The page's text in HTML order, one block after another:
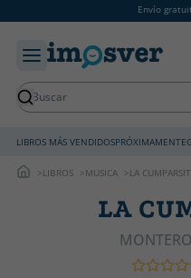
Envío
LIBROS MÁS VENDIDOSPRÓXIMAMENTE
LIBROS MUSICA LA
LA